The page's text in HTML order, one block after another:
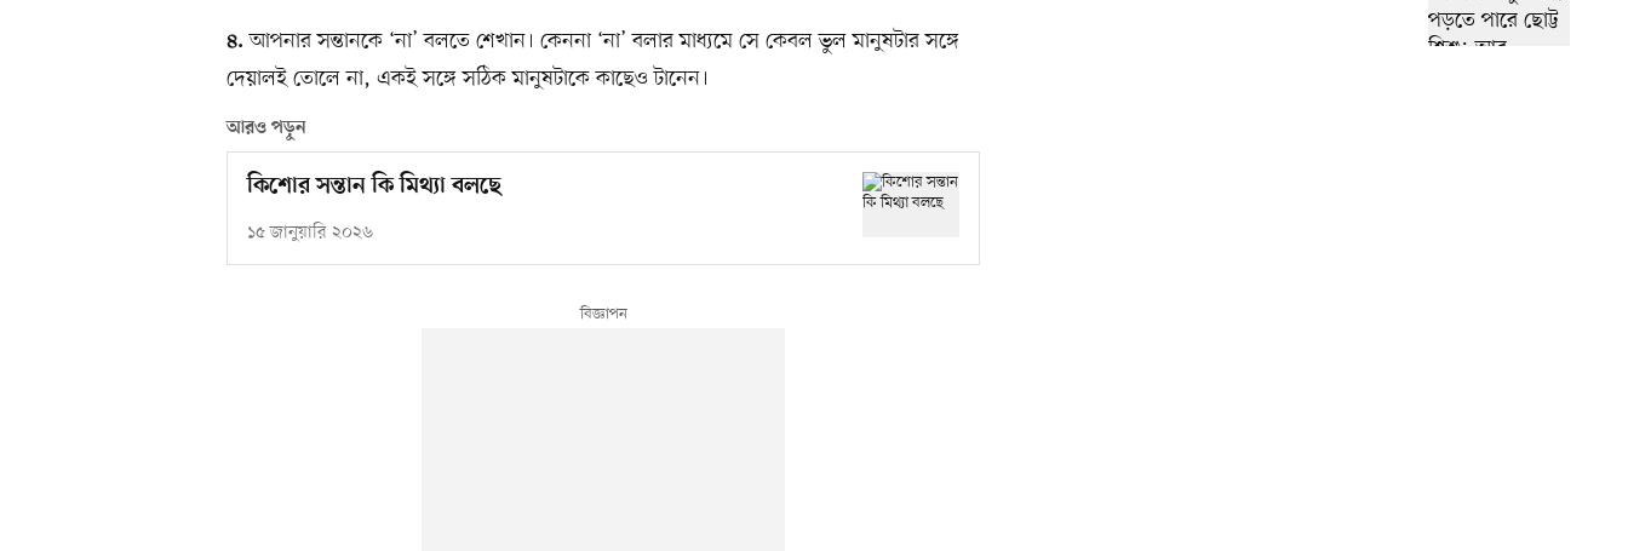
৪. আপনার সন্তানকে ‘না’ বলতে শেখান। কেননা ‘না’ বলার মাধ্যমে সে কেবল ভুল মানুষটার সঙ্গে
দেয়ালই তোলে না, একই সঙ্গে সঠিক মানুষটাকে কাছেও টানেন।
আরও পড়ুন
কিশোর সন্তান কি মিথ্যা বলছে
১৫ জানুয়ারি ২০২৬